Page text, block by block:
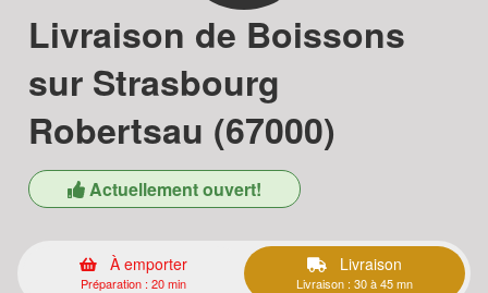
Livraison de Boissons
sur Strasbourg
Robertsau (67000)
Actuellement ouvert!
À emporter
Préparation : 20 min
Livraison
Livraison : 30 à 45 mn